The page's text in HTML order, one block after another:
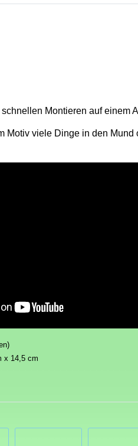
Montieren auf einem
Motiv viele Dinge in den Mund
x 14,5 cm